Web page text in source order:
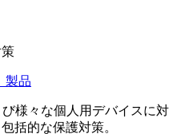
製品
様々な個人用デバイスに対
括的な保護対策。